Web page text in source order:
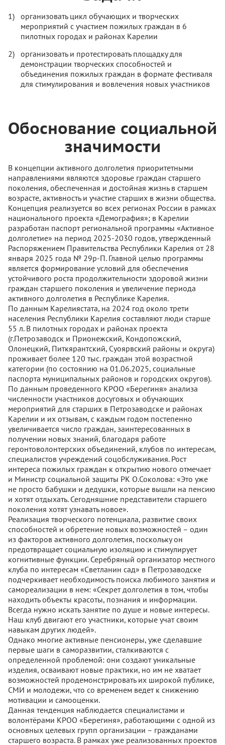
организовать цикл обучающих и творческих
мероприятий с участием пожилых граждан в 6
пилотных городах и районах Карелии
организовать и протестировать площадку для
демонстрации творческих способностей и
объединения пожилых граждан в формате фестиваля
для стимулирования и вовлечения новых участников
Обоснование социальной
значимости
В концепции активного долголетия приоритетными
направлениями являются здоровье граждан старшего
поколения, обеспеченная и достойная жизнь в старшем
возрасте, активность и участие старших в жизни общества.
Концепция реализуется во всех регионах России в рамках
национального проекта «Демография»; в Карелии
разработан паспорт региональной программы «Активное
долголетие» на период 2025-2030 годов, утвержденный
Распоряжением Правительства Республики Карелия от 28
января 2025 года № 29р-П. Главной целью программы
является формирование условий для обеспечения
устойчивого роста продолжительности здоровой жизни
граждан старшего поколения и увеличение периода
активного долголетия в Республике Карелия.
По данным Карелиястата, на 2024 год около трети
населения Республики Карелия составляют люди старше
55 л. В пилотных городах и районах проекта
(г.Петрозаводск и Прионежский, Кондопожский,
Олонецкий, Питкярантский, Суоярвский районы и округа)
проживает более 120 тыс. граждан этой возрастной
категории (по состоянию на 01.06.2025, социальные
паспорта муниципальных районов и городских округов).
По данным проведенного КРОО «Берегиня» анализа
численности участников досуговых и обучающих
мероприятий для старших в Петрозаводске и районах
Карелии и их отзывам, с каждым годом постепенно
увеличивается число граждан, заинтересованных в
получении новых знаний, благодаря работе
геронтоволонтерских объединений, клубов по интересам,
специалистов учреждений соцобслуживания. Рост
интереса пожилых граждан к открытию нового отмечает
и Министр социальной защиты РК О.Соколова: «Это уже
не просто бабушки и дедушки, которые вышли на пенсию
и хотят отдыхать. Сегодняшние представители старшего
поколения хотят узнавать новое».
Реализация творческого потенциала, развитие своих
способностей и обретение новых возможностей – один
из факторов активного долголетия, поскольку он
предотвращает социальную изоляцию и стимулирует
когнитивные функции. Серебряный организатор местного
клуба по интересам «Светланин сад» в Петрозаводске
подчеркивает необходимость поиска любимого занятия и
самореализации в нем: «Секрет долголетия в том, чтобы
находить объекты красоты, познания и информации.
Всегда нужно искать занятие по душе и новые интересы.
Наш клуб двигают его участники, которые учат своим
навыкам других людей».
Однако многие активные пенсионеры, уже сделавшие
первые шаги в саморазвитии, сталкиваются с
определенной проблемой: они создают уникальные
изделия, осваивают новые практики, но им не хватает
возможностей продемонстрировать их широкой публике,
СМИ и молодежи, что со временем ведет к снижению
мотивации и самооценки.
Данная тенденция наблюдается специалистами и
волонтёрами КРОО «Берегиня», работающими с одной из
основных целевых групп организации – гражданами
старшего возраста. В рамках уже реализованных проектов